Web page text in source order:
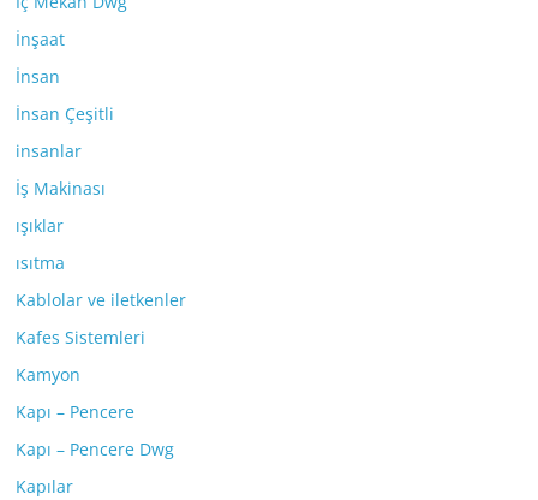
İnşaat
İnsan
İnsan Çeşitli
insanlar
İş Makinası
ışıklar
ısıtma
Kablolar ve iletkenler
Kafes Sistemleri
Kamyon
Kapı – Pencere
Kapı – Pencere Dwg
Kapılar